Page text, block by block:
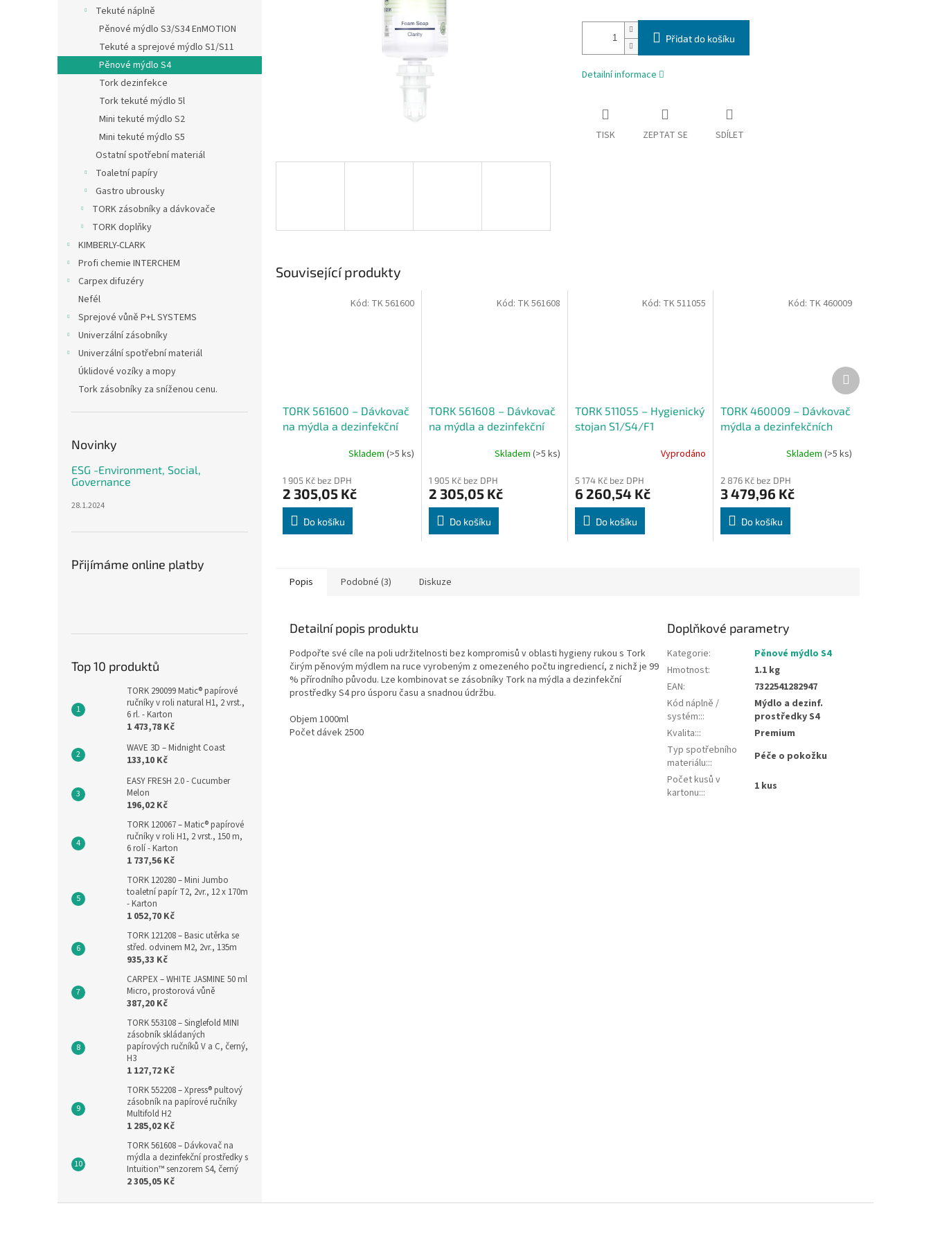
Tekuté náplně
Pěnové mýdlo S3/S34 EnMOTION
Tekuté a sprejové mýdlo S1/S11
Pěnové mýdlo S4
Tork dezinfekce
Tork tekuté mýdlo 5l
Mini tekuté mýdlo S2
Mini tekuté mýdlo S5
Ostatní spotřební materiál
Toaletní papíry
Gastro ubrousky
TORK zásobníky a dávkovače
TORK doplňky
KIMBERLY-CLARK
Profi chemie INTERCHEM
Carpex difuzéry
Nefél
Sprejové vůně P+L SYSTEMS
Univerzální zásobníky
Univerzální spotřební materiál
Úklidové vozíky a mopy
Tork zásobníky za sníženou cenu.
Novinky
ESG -Environment, Social,
Governance
28.1.2024
Přijímáme online platby
Top 10 produktů
TORK 290099 Matic® papírové
ručníky v roli natural H1, 2 vrst.,
6 rl. - Karton
1 473,78 Kč
WAVE 3D – Midnight Coast
133,10 Kč
EASY FRESH 2.0 - Cucumber
Melon
196,02 Kč
TORK 120067 – Matic® papírové
ručníky v roli H1, 2 vrst., 150 m,
6 rolí - Karton
1 737,56 Kč
TORK 120280 – Mini Jumbo
toaletní papír T2, 2vr., 12 x 170m
- Karton
1 052,70 Kč
TORK 121208 – Basic utěrka se
střed. odvinem M2, 2vr., 135m
935,33 Kč
CARPEX – WHITE JASMINE 50 ml
Micro, prostorová vůně
387,20 Kč
TORK 553108 – Singlefold MINI
zásobník skládaných
papírových ručníků V a C, černý,
H3
1 127,72 Kč
TORK 552208 – Xpress® pultový
zásobník na papírové ručníky
Multifold H2
1 285,02 Kč
TORK 561608 – Dávkovač na
mýdla a dezinfekční prostředky s
Intuition™ senzorem S4, černý
2 305,05 Kč
Přidat do košíku
Detailní informace
TISK ZEPTAT SE SDÍLET
Související produkty
TORK 561600 – Dávkovač
na mýdla a dezinfekční
senzorem S4, bílý
Skladem (>5 ks)
1 905 Kč bez DPH
2 305,05 Kč
Do košíku
Kód: TK 561600
TORK 561608 – Dávkovač
na mýdla a dezinfekční
senzorem S4, černý
Skladem (>5 ks)
1 905 Kč bez DPH
2 305,05 Kč
Do košíku
Kód: TK 561608
TORK 511055 – Hygienický
stojan S1/S4/F1
Vyprodáno
5 174 Kč bez DPH
6 260,54 Kč
Do košíku
Kód: TK 511055
TORK 460009 – Dávkovač
mýdla a dezinfekčních
senzorem S4, nerez
Skladem (>5 ks)
2 876 Kč bez DPH
3 479,96 Kč
Do košíku
Kód: TK 460009
Další
produkt
Popis Podobné (3) Diskuze
Detailní popis produktu
Podpořte své cíle na poli udržitelnosti bez kompromisů v oblasti hygieny rukou s Tork
čirým pěnovým mýdlem na ruce vyrobeným z omezeného počtu ingrediencí, z nichž je 99
% přírodního původu. Lze kombinovat se zásobníky Tork na mýdla a dezinfekční
prostředky S4 pro úsporu času a snadnou údržbu.
Objem 1000ml
Počet dávek 2500
Doplňkové parametry
Kategorie:
Pěnové mýdlo S4
Hmotnost:
1.1 kg
EAN:
7322541282947
Kód náplně /
systém:::
Mýdlo a dezinf.
prostředky S4
Kvalita:::
Premium
Typ spotřebního
materiálu:::
Péče o pokožku
Počet kusů v
kartonu::: 1 kus